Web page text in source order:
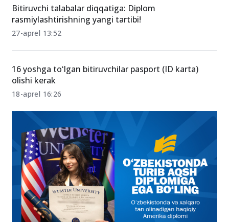
19-may 11:16
rasmiylashtirishning yangi tartibi!
27-aprel 13:52
18-aprel 16:26